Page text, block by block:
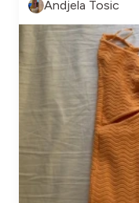
Andjela Tosic